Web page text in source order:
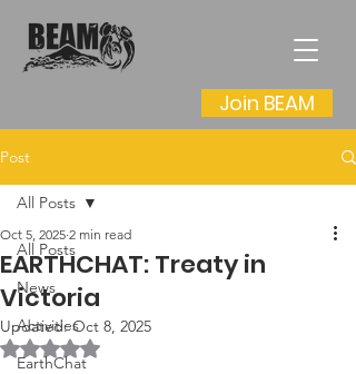
Join BEAM
Post
All Posts
News
Activities
EarthChat
All Posts
EARTHCHAT: Treaty in
Victoria
Oct 5, 2025 2 min read
Updated:Oct 8, 2025
Rated NaN out of 5 stars.